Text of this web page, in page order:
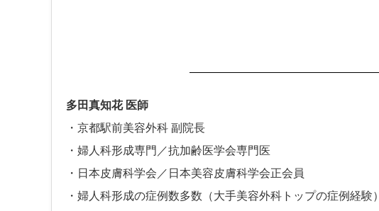
多田真知花 医師
・京都駅前美容外科 副院長
・婦人科形成専門／抗加齢医学会専門医
・日本皮膚科学会／日本美容皮膚科学会正会員
・婦人科形成の症例数多数（大手美容外科トップの症例経験）